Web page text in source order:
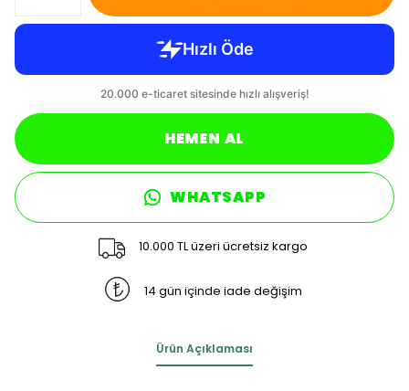
HEMEN AL
WHATSAPP
10.000 TL üzeri ücretsiz kargo
14 gün içinde iade değişim
Ürün Açıklaması